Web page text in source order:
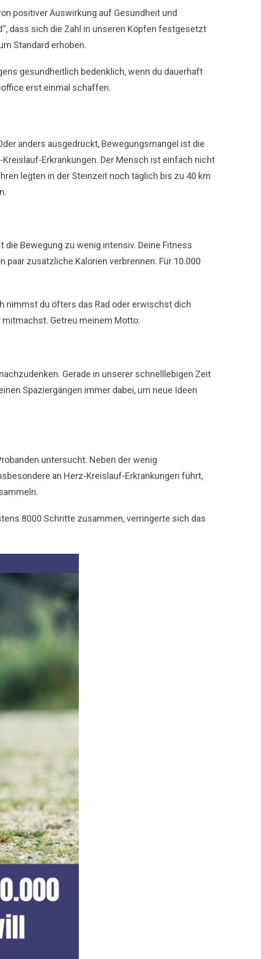
positiver Auswirkung auf Gesundheit und
dass sich die Zahl in unseren Köpfen festgesetzt
Standard erhoben.
gesundheitlich bedenklich, wenn du dauerhaft
erst einmal schaffen.
anders ausgedrückt, Bewegungsmangel ist die
Erkrankungen. Der Mensch ist einfach nicht
legten in der Steinzeit noch täglich bis zu 40 km
Bewegung zu wenig intensiv. Deine Fitness
zusätzliche Kalorien verbrennen. Für 10.000
nimmst du öfters das Rad oder erwischst dich
mitmachst. Getreu meinem Motto:
Gerade in unserer schnelllebigen Zeit
Spaziergängen immer dabei, um neue Ideen
untersucht. Neben der wenig
an Herz-Kreislauf-Erkrankungen führt,
8000 Schritte zusammen, verringerte sich das